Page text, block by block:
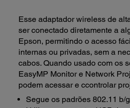
Esse adaptador wireless de
ser conectado diretamente a
Epson, permitindo o acesso
internas ou privadas, sem a
cabos. Quando usado com os
EasyMP Monitor e Network
podem acessar e ccontrolar
Segue os padrões 802.11 b/